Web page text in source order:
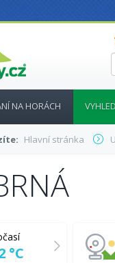
NA HORÁCH
Hlavní stránka
°C